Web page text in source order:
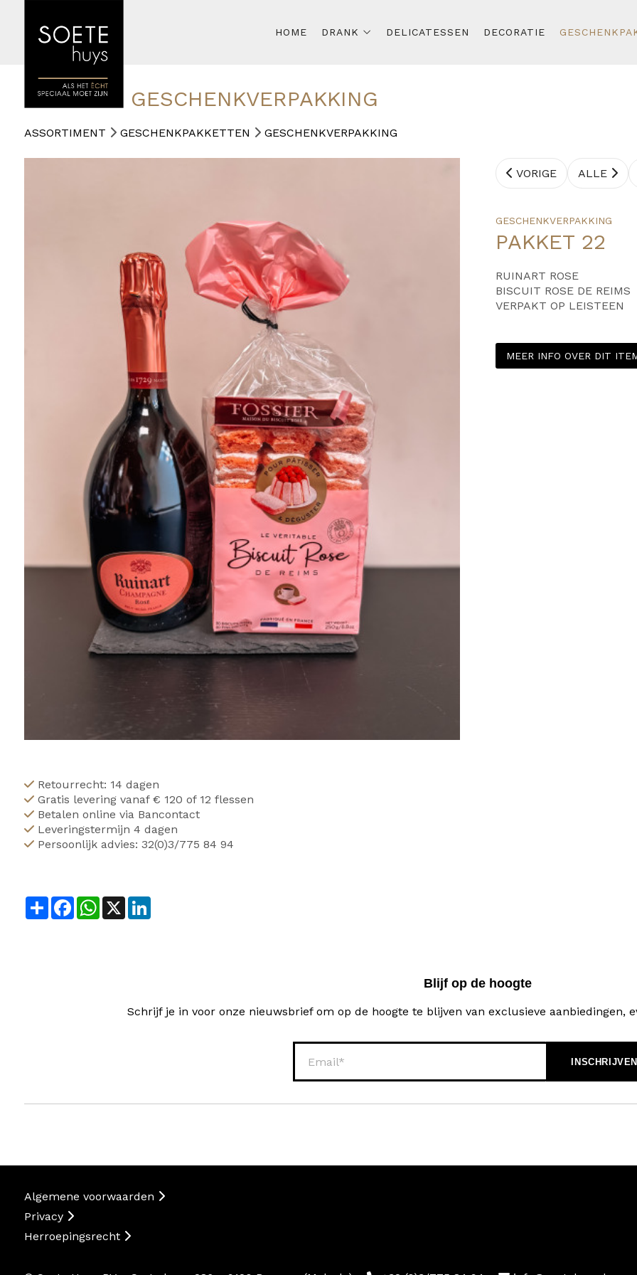
HOME DRANK DELICATESSEN DECORATIE
GESCHENKVERPAKKING
ASSORTIMENT GESCHENKPAKKETTEN GESCHENKVERPAKKING
Retourrecht: 14 dagen
Gratis levering vanaf € 120 of 12 flessen
Betalen online via Bancontact
Leveringstermijn 4 dagen
Persoonlijk advies: 32(0)3/775 84 94
ShareFacebookWhatsApp
X LinkedIn
VORIGE ALLE
GESCHENKVERPAKKING
PAKKET 22
RUINART ROSE
BISCUIT ROSE DE REIMS
VERPAKT OP LEISTEEN
MEER INFO OVER DIT
Blijf op de hoogte
Schrijf je in voor onze nieuwsbrief om op de hoogte te blijven van exclusieve aanbiedingen,
Algemene voorwaarden
Privacy
Herroepingsrecht